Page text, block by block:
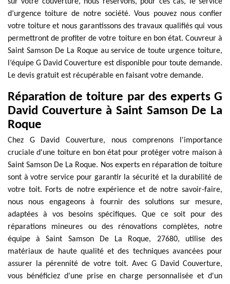
d’urgence toiture de notre société. Vous pouvez nous confier
votre toiture et nous garantissons des travaux qualifiés qui vous
permettront de profiter de votre toiture en bon état. Couvreur à
Saint Samson De La Roque au service de toute urgence toiture,
l’équipe G David Couverture est disponible pour toute demande.
Le devis gratuit est récupérable en faisant votre demande.
Réparation de toiture par des experts G
David Couverture à Saint Samson De La
Roque
Chez G David Couverture, nous comprenons l'importance
cruciale d'une toiture en bon état pour protéger votre maison à
Saint Samson De La Roque. Nos experts en réparation de toiture
sont à votre service pour garantir la sécurité et la durabilité de
votre toit. Forts de notre expérience et de notre savoir-faire,
nous nous engageons à fournir des solutions sur mesure,
adaptées à vos besoins spécifiques. Que ce soit pour des
réparations mineures ou des rénovations complètes, notre
équipe à Saint Samson De La Roque, 27680, utilise des
matériaux de haute qualité et des techniques avancées pour
assurer la pérennité de votre toit. Avec G David Couverture,
vous bénéficiez d'une prise en charge personnalisée et d'un